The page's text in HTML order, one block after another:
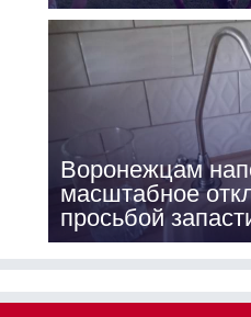
Воронежцам
масштабное
просьбой